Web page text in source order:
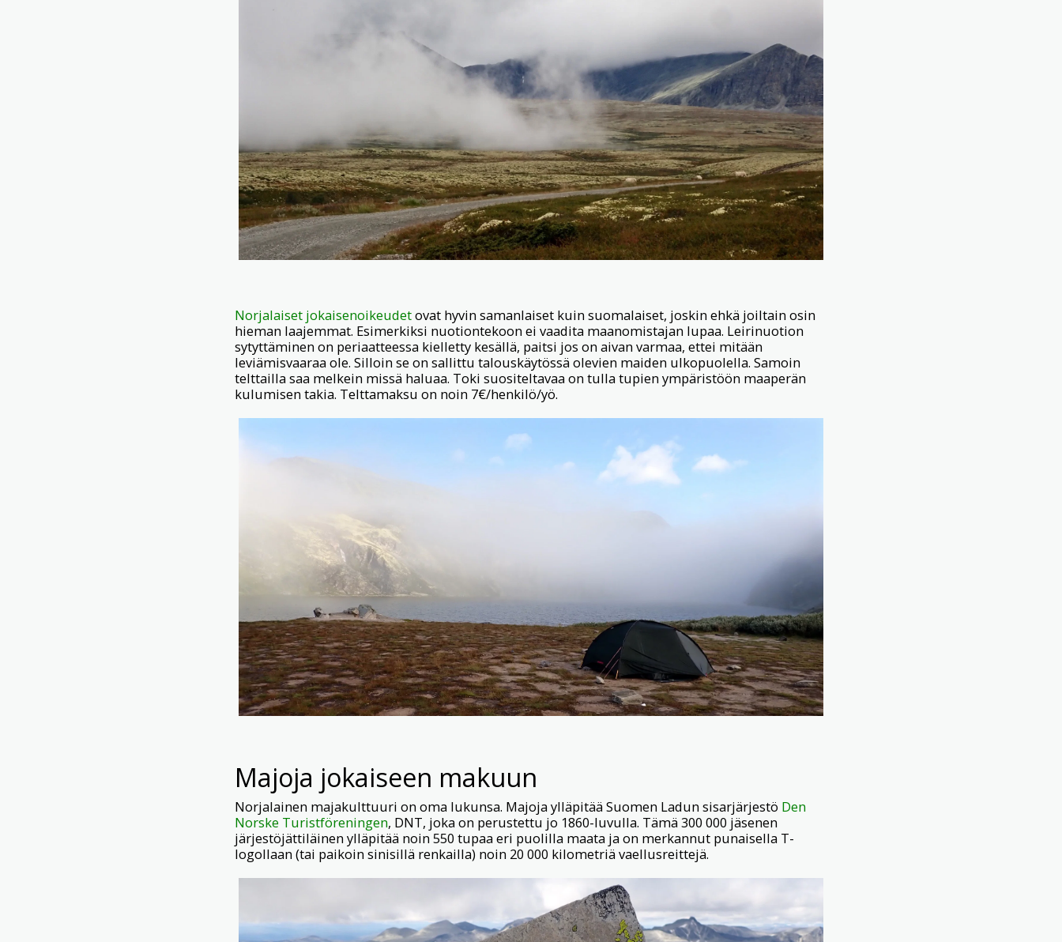
Norjalaiset jokaisenoikeudetovat hyvin samanlaiset kuin suomalaiset, joskin ehkä joiltain osin
hieman laajemmat. Esimerkiksi nuotiontekoon ei vaadita maanomistajan lupaa. Leirinuotion
sytyttäminen on periaatteessa kielletty kesällä, paitsi jos on aivan varmaa, ettei mitään
leviämisvaaraa ole. Silloin se on sallittu talouskäytössä olevien maiden ulkopuolella. Samoin
telttailla saa melkein missä haluaa. Toki suositeltavaa on tulla tupien ympäristöön maaperän
kulumisen takia. Telttamaksu on noin 7€/henkilö/yö.
Majoja jokaiseen makuun
Norjalainen majakulttuuri on oma lukunsa. Majoja ylläpitää Suomen Ladun sisarjärjestö Den
Norske Turistföreningen, DNT, joka on perustettu jo 1860-luvulla. Tämä 300 000 jäsenen
järjestöjättiläinen ylläpitää noin 550 tupaa eri puolilla maata ja on merkannut punaisella T-
logollaan (tai paikoin sinisillä renkailla) noin 20 000 kilometriä vaellusreittejä.